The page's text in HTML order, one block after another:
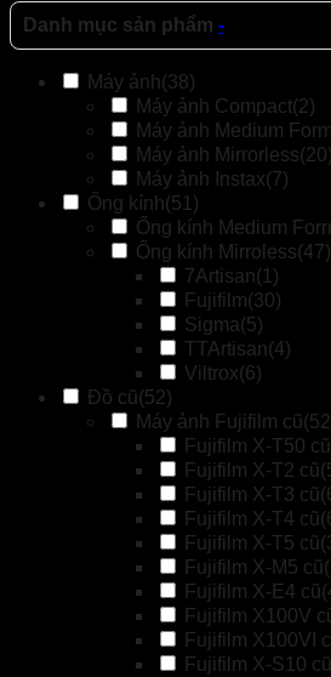
Danh mục sản phẩm -
Máy ảnh(38)
Máy ảnh Compact(2)
Máy ảnh Medium
Máy ảnh Mirrorless(20)
Máy ảnh Instax(7)
Ống kính(51)
Ống kính Medium
Ống kính Mirroless(47)
7Artisan(1)
Fujifilm(30)
Sigma(5)
TTArtisan(4)
Viltrox(6)
Đồ cũ(52)
Máy ảnh Fujifilm cũ
Fujifilm X-T50 cũ
Fujifilm X-T2 cũ
Fujifilm X-T3 cũ
Fujifilm X-T4 cũ
Fujifilm X-T5 cũ
Fujifilm X-M5 cũ
Fujifilm X-E4 cũ
Fujifilm X100V
Fujifilm X100VI
Fujifilm X-S10 cũ